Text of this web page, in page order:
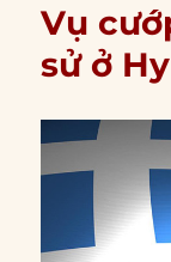
Vụ
sử ở